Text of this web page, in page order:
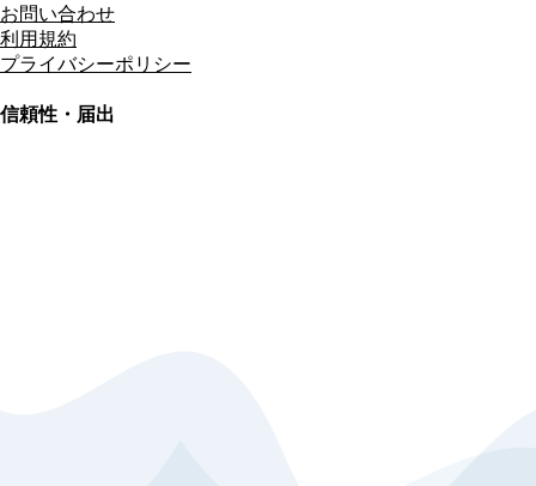
お問い合わせ
利用規約
プライバシーポリシー
信頼性・届出